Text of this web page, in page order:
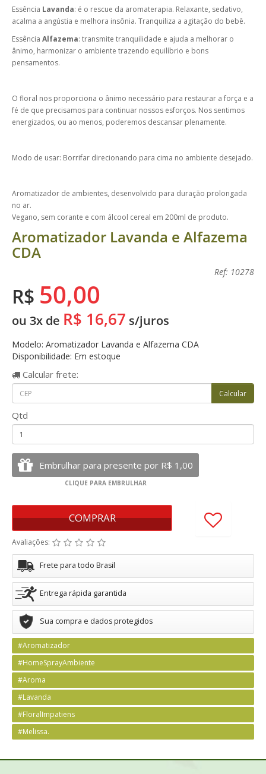
Essência Lavanda: é o rescue da aromaterapia. Relaxante, sedativo,
acalma a angústia e melhora insônia. Tranquiliza a agitação do bebê.
Essência Alfazema: transmite tranquilidade e ajuda a melhorar o
ânimo, harmonizar o ambiente trazendo equilíbrio e bons
pensamentos.
O floral nos proporciona o ânimo necessário para restaurar a força e a
fé de que precisamos para continuar nossos esforços. Nos sentimos
energizados, ou ao menos, poderemos descansar plenamente.
Modo de usar: Borrifar direcionando para cima no ambiente desejado.
Aromatizador de ambientes, desenvolvido para duração prolongada
no ar.
Vegano, sem corante e com álcool cereal em 200ml de produto.
Aromatizador Lavanda e Alfazema
CDA
Ref: 10278
R$ 50,00
ou 3x de R$ 16,67 s/juros
Modelo: Aromatizador Lavanda e Alfazema CDA
Disponibilidade: Em estoque
Calcular frete:
Qtd
COMPRAR
Avaliações:
Frete para todo Brasil
Entrega rápida garantida
Sua compra e dados protegidos
#Aromatizador
#HomeSprayAmbiente
#Aroma
#Lavanda
#FloralImpatiens
#Melissa.